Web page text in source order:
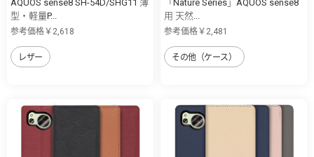
AQUOS sense8 SH-54D/SHG11 薄
型・軽量P...
参考価格￥2,618
レザー
「Nature Series」AQUOS sense8
用 天然...
参考価格￥2,481
その他（ケース）